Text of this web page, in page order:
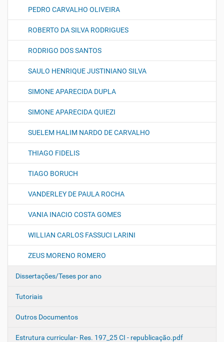
PEDRO CARVALHO OLIVEIRA
ROBERTO DA SILVA RODRIGUES
RODRIGO DOS SANTOS
SAULO HENRIQUE JUSTINIANO SILVA
SIMONE APARECIDA DUPLA
SIMONE APARECIDA QUIEZI
SUELEM HALIM NARDO DE CARVALHO
THIAGO FIDELIS
TIAGO BORUCH
VANDERLEY DE PAULA ROCHA
VANIA INACIO COSTA GOMES
WILLIAN CARLOS FASSUCI LARINI
ZEUS MORENO ROMERO
Dissertações/Teses por ano
Tutoriais
Outros Documentos
Estrutura curricular- Res. 197_25 CI - republicação.pdf